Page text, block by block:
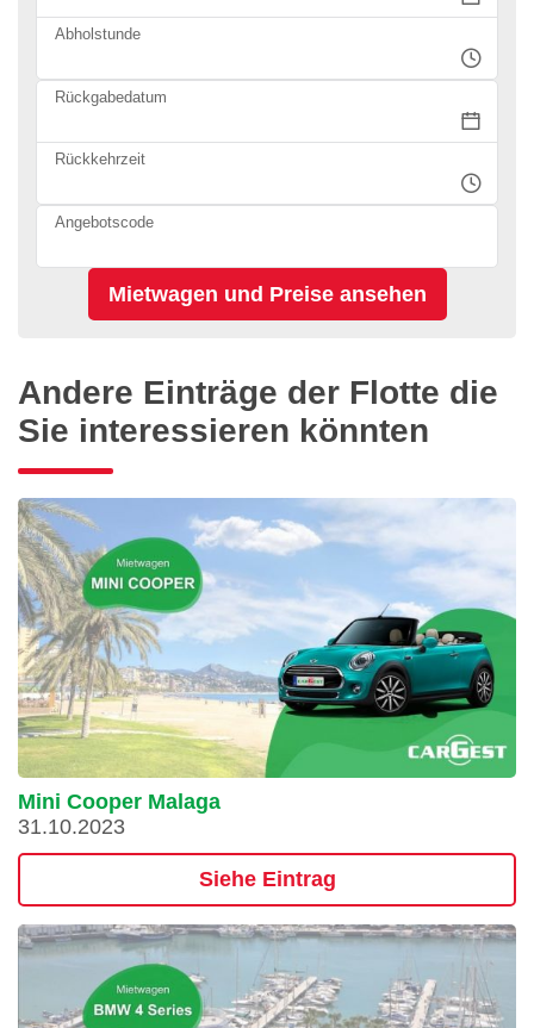
Abholstunde
Rückgabedatum
Rückkehrzeit
Angebotscode
Andere Einträge der Flotte die
Sie interessieren könnten
Mini Cooper Malaga
31.10.2023
Siehe Eintrag